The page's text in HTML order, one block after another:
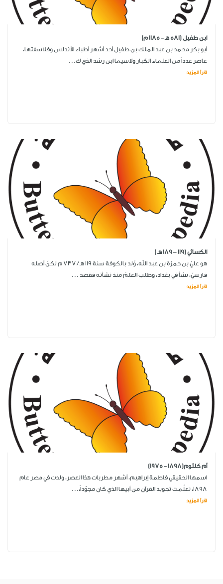
ابن طفيل (581 هـ - 1185 م)
أبو بكر محمد بن عبد الملك بن طفيل أحد أشهر أطباء الأندلس وفلاسفتها،
عاصر عدداً من العلماء الكبار ولاسيما ابن رشد الذي ك...
اقرأ المزيد
الكسائي (119 – 189 هـ )
هو عليّ بن حمزة بن عبد الله، وُلد بالكوفة سنة 119 هـ / 737 م لكنّ أصله
فارسيّ، نشأ في بغداد، وطلب العلمَ منذ نشأته فقصد ...
اقرأ المزيد
أم كلثوم(1898 - 1975)
اسمها الحقيقي فاطمة إبراهيم، أشهر مطربات هذا العصر، ولدت في مصر عام
1898، تعلّمت تجويد القرآن من أبيها الذي كان مجوّداً،...
اقرأ المزيد